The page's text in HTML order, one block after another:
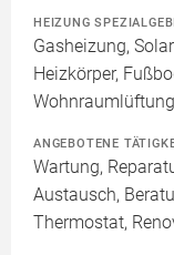
HEIZUNG
Gasheizung,
Heizkörper,
ANGEBOTENE
Wartung,
Austausch,
Thermostat,